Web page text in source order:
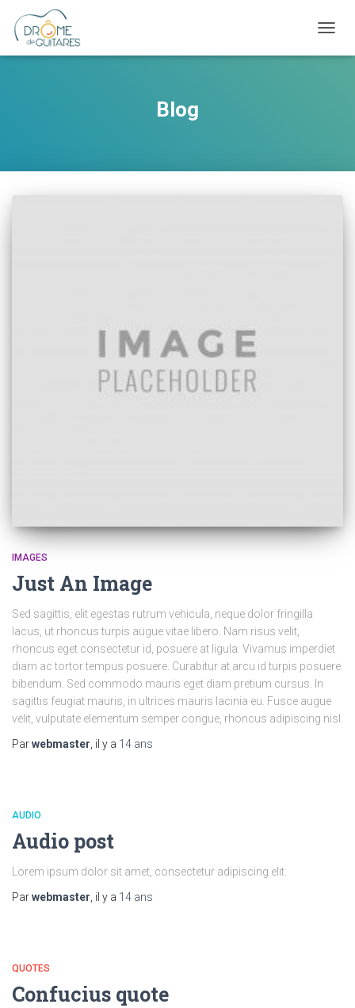
Blog
IMAGES
Just An Image
Sed sagittis, elit egestas rutrum vehicula, neque dolor fringilla
lacus, ut rhoncus turpis augue vitae libero. Nam risus velit,
rhoncus eget consectetur id, posuere at ligula. Vivamus imperdiet
diam ac tortor tempus posuere. Curabitur at arcu id turpis posuere
bibendum. Sed commodo mauris eget diam pretium cursus. In
sagittis feugiat mauris, in ultrices mauris lacinia eu. Fusce augue
velit, vulputate elementum semper congue, rhoncus adipiscing nisl.
Parwebmaster , il y a 14 ans
AUDIO
Audio post
Lorem ipsum dolor sit amet, consectetur adipiscing elit.
Parwebmaster , il y a 14 ans
QUOTES
Confucius quote